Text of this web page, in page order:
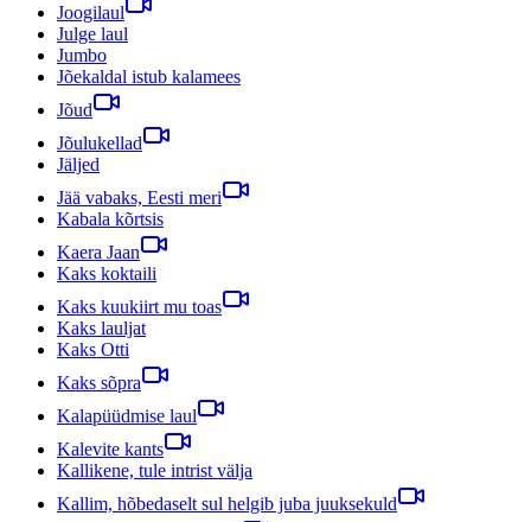
Joogilaul
Julge laul
Jumbo
Jõekaldal istub kalamees
Jõud
Jõulukellad
Jäljed
Jää vabaks, Eesti meri
Kabala kõrtsis
Kaera Jaan
Kaks koktaili
Kaks kuukiirt mu toas
Kaks lauljat
Kaks Otti
Kaks sõpra
Kalapüüdmise laul
Kalevite kants
Kallikene, tule intrist välja
Kallim, hõbedaselt sul helgib juba juuksekuld